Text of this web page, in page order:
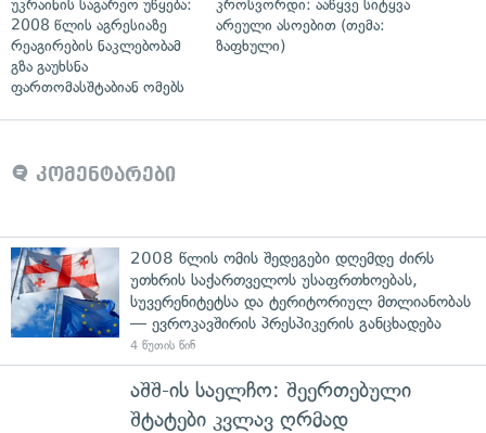
უკრაინის საგარეო უწყება:
2008 წლის აგრესიაზე
რეაგირების ნაკლებობამ
გზა გაუხსნა
ფართომასშტაბიან ომებს
კროსვორდი: ააწყვე სიტყვა
არეული ასოებით (თემა:
ზაფხული)
კომენტარები
2008 წლის ომის შედეგები დღემდე ძირს
უთხრის საქართველოს უსაფრთხოებას,
სუვერენიტეტსა და ტერიტორიულ მთლიანობას
— ევროკავშირის პრესპიკერის განცხადება
4 წუთის წინ
აშშ-ის საელჩო: შეერთებული
შტატები კვლავ ღრმად